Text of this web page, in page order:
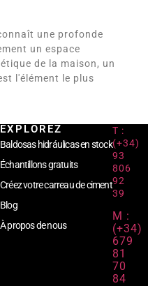
une profonde
un espace
de la maison, un
l'élément le plus
EXPLOREZ
Baldosas hidráulicas en stock
Échantillons gratuits
Créez votre carreau de ciment
Blog
À propos de nous
T :
(+34)
93
806
92
39
M :
(+34)
679
81
70
84